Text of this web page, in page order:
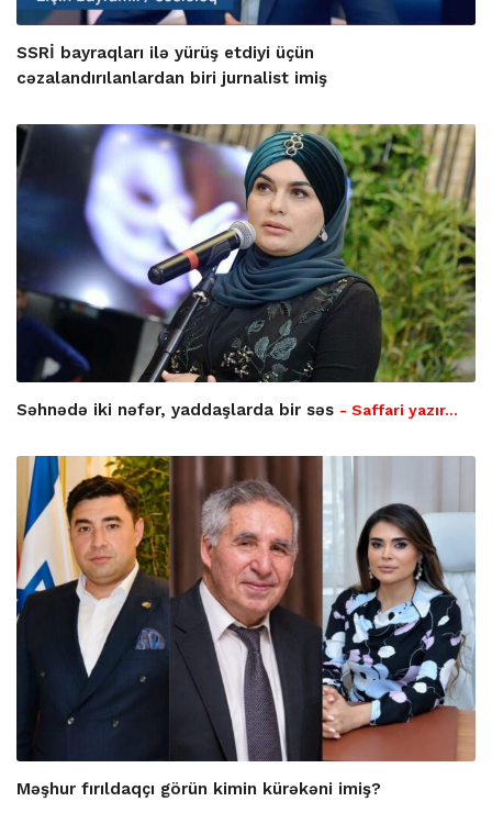
SSRİ bayraqları ilə yürüş etdiyi üçün
cəzalandırılanlardan biri jurnalist imiş
Səhnədə iki nəfər, yaddaşlarda bir səs - Saffari yazır…
Məşhur fırıldaqçı görün kimin kürəkəni imiş?